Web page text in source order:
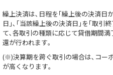
繰上決済は､日程を｢繰上後の決済日
日｣､｢当該繰上後の決済日｣を｢取引
て､各取引の種類に応じて貸借期間
還が行われます｡
(※)決算期を跨ぐ取引の場合は､コー
が高くなります｡